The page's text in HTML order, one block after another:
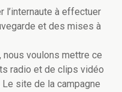
l’internaute à effectuer
et des mises à
nous voulons mettre ce
radio et de clips vidéo
site de la campagne